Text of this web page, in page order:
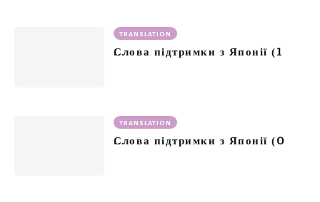
TRANSLATION
Слова підтримки з Японії (1
TRANSLATION
Слова підтримки з Японії (0